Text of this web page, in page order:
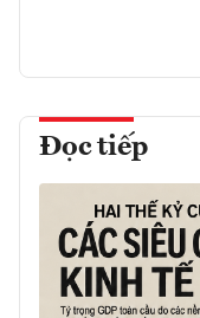
Đọc tiếp